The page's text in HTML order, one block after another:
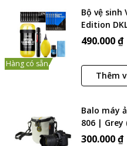
Hàng có sẵn
Bộ vệ sinh
Edition
490.000 ₫
Thêm
Balo máy
806 | Grey
300.000 ₫